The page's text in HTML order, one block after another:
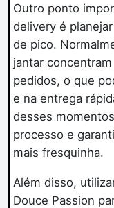
Outro ponto
delivery é
de pico.
jantar
pedidos, o que
e na entrega
desses
processo e
mais fresquinha.
Além disso,
Douce Passion